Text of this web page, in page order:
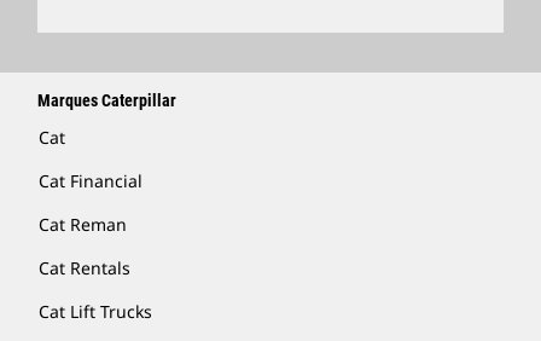
Marques Caterpillar
Cat
Cat Financial
Cat Reman
Cat Rentals
Cat Lift Trucks